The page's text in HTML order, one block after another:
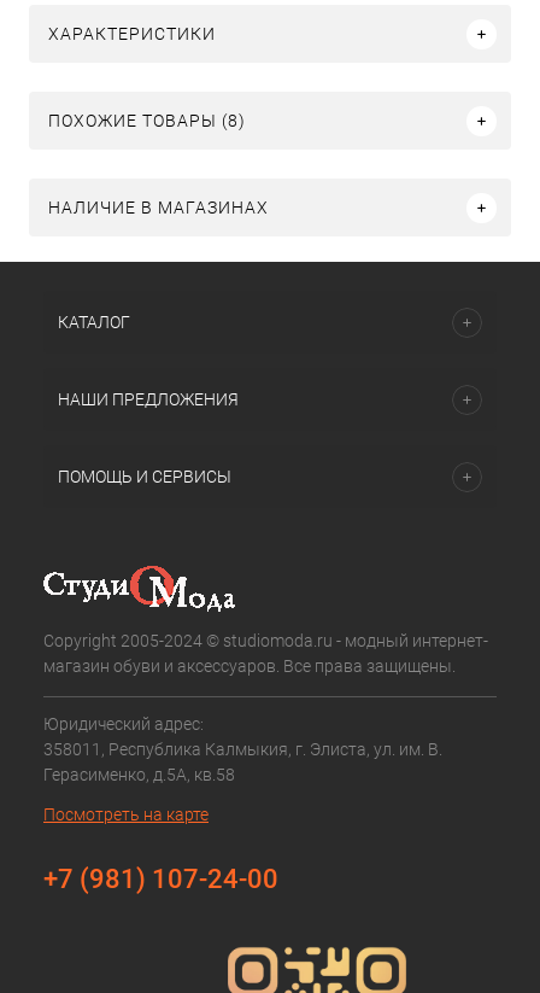
ХАРАКТЕРИСТИКИ
ПОХОЖИЕ ТОВАРЫ (8)
НАЛИЧИЕ В МАГАЗИНАХ
КАТАЛОГ
НАШИ ПРЕДЛОЖЕНИЯ
ПОМОЩЬ И СЕРВИСЫ
Copyright 2005-2024 © studiomoda.ru - модный интернет-
магазин обуви и аксессуаров. Все права защищены.
Юридический адрес:
358011, Республика Калмыкия, г. Элиста, ул. им. В.
Герасименко, д.5А, кв.58
Посмотреть на карте
+7 (981) 107-24-00